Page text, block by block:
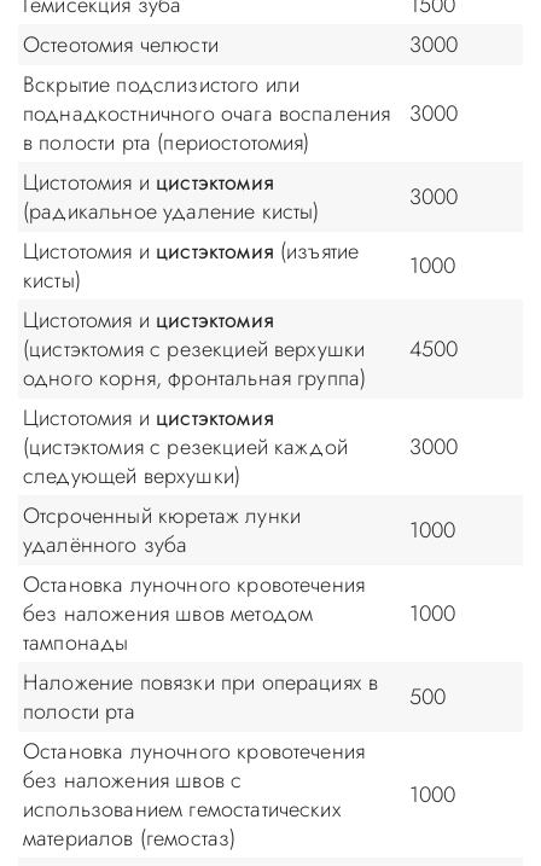
Остеотомия челюсти
3000
Вскрытие подслизистого или
поднадкостничного очага воспаления
в полости рта (периостотомия)
3000
Цистотомия и цистэктомия
(радикальное удаление кисты)
3000
Цистотомия и цистэктомия (изъятие
кисты)
1000
Цистотомия и цистэктомия
(цистэктомия с резекцией верхушки
одного корня, фронтальная группа)
4500
Цистотомия и цистэктомия
(цистэктомия с резекцией каждой
следующей верхушки)
3000
Отсроченный кюретаж лунки
удалённого зуба
1000
Остановка луночного кровотечения
без наложения швов методом
тампонады
1000
Наложение повязки при операциях в
полости рта
500
Остановка луночного кровотечения
без наложения швов с
использованием гемостатических
материалов (гемостаз)
1000